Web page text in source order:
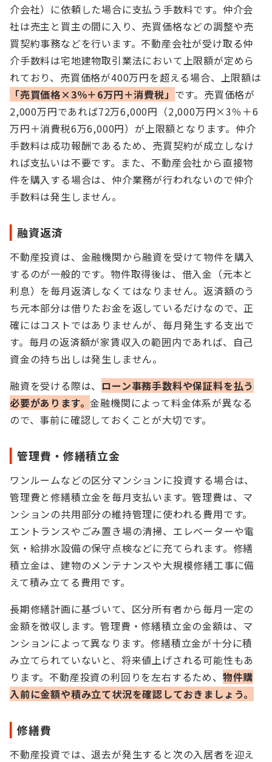
介会社）に依頼した場合に支払う手数料です。仲介会
社は売主と買主の間に入り、売買価格などの調整や売
買契約事務などを行います。不動産会社が受け取る仲
介手数料は宅地建物取引業法において上限額が定めら
れており、売買価格が400万円を超える場合、上限額は
「売買価格×3％＋6万円＋消費税」 です。売買価格が
2,000万円であれば72万6,000円（2,000万円×3％＋6
万円＋消費税6万6,000円）が上限額となります。仲介
手数料は成功報酬であるため、売買契約が成立しなけ
れば支払いは不要です。また、不動産会社から直接物
件を購入する場合は、仲介業務が行われないので仲介
手数料は発生しません。
融資返済
不動産投資は、金融機関から融資を受けて物件を購入
するのが一般的です。物件取得後は、借入金（元本と
利息）を毎月返済しなくてはなりません。返済額のう
ち元本部分は借りたお金を返しているだけなので、正
確にはコストではありませんが、毎月発生する支出で
す。毎月の返済額が家賃収入の範囲内であれば、自己
資金の持ち出しは発生しません。
融資を受ける際は、 ローン事務手数料や保証料を払う
必要があります。金融機関によって料金体系が異なる
ので、事前に確認しておくことが大切です。
管理費・修繕積立金
ワンルームなどの区分マンションに投資する場合は、
管理費と修繕積立金を毎月支払います。管理費は、マ
ンションの共用部分の維持管理に使われる費用です。
エントランスやごみ置き場の清掃、エレベーターや電
気・給排水設備の保守点検などに充てられます。修繕
積立金は、建物のメンテナンスや大規模修繕工事に備
えて積み立てる費用です。
長期修繕計画に基づいて、区分所有者から毎月一定の
金額を徴収します。管理費・修繕積立金の金額は、マ
ンションによって異なります。修繕積立金が十分に積
み立てられていないと、将来値上げされる可能性もあ
ります。不動産投資の利回りを左右するため、 物件購
入前に金額や積み立て状況を確認しておきましょう。
修繕費
不動産投資では、退去が発生すると次の入居者を迎え